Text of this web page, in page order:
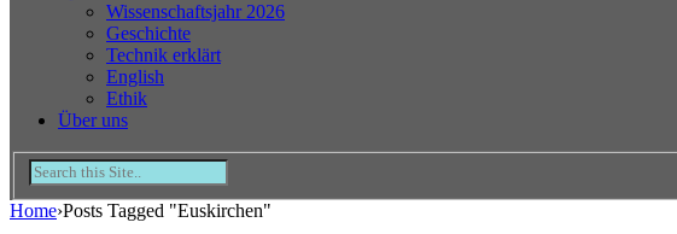
Wissenschaftsjahr 2026
Geschichte
Technik erklärt
English
Ethik
Über uns
Home›Posts Tagged "Euskirchen"